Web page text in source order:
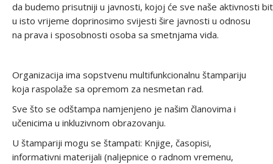
da budemo prisutniji u javnosti, kojoj će sve naše aktivnosti
u isto vrijeme doprinosimo svijesti šire javnosti u odnosu
na prava i sposobnosti osoba sa smetnjama vida.
Organizacija ima sopstvenu multifunkcionalnu štampariju
koja raspolaže sa opremom za nesmetan rad.
Sve što se odštampa namjenjeno je našim članovima i
učenicima u inkluzivnom obrazovanju.
U štampariji mogu se štampati: Knjige, časopisi,
informativni materijali (naljepnice o radnom vremenu,